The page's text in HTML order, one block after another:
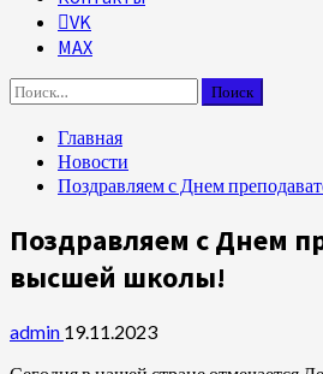
VK
MAX
Найти:
Главная
Новости
Поздравляем с Днем
Поздравляем с Днем
высшей школы!
admin 19.11.2023